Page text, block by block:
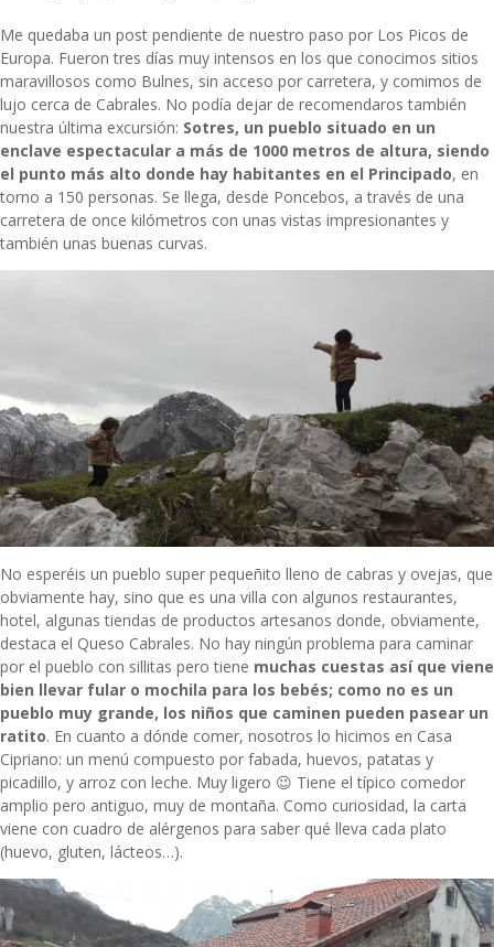
Me quedaba un post pendiente de nuestro paso por Los Picos de
Europa. Fueron tres días muy intensos en los que conocimos sitios
maravillosos como Bulnes, sin acceso por carretera, y comimos de
lujo cerca de Cabrales. No podía dejar de recomendaros también
nuestra última excursión: Sotres, un pueblo situado en un
enclave espectacular a más de 1000 metros de altura, siendo
el punto más alto donde hay habitantes en el Principado, en
torno a 150 personas. Se llega, desde Poncebos, a través de una
carretera de once kilómetros con unas vistas impresionantes y
también unas buenas curvas.
No esperéis un pueblo super pequeñito lleno de cabras y ovejas, que
obviamente hay, sino que es una villa con algunos restaurantes,
hotel, algunas tiendas de productos artesanos donde, obviamente,
destaca el Queso Cabrales. No hay ningún problema para caminar
por el pueblo con sillitas pero tiene muchas cuestas así que viene
bien llevar fular o mochila para los bebés; como no es un
pueblo muy grande, los niños que caminen pueden pasear un
ratito. En cuanto a dónde comer, nosotros lo hicimos en Casa
Cipriano: un menú compuesto por fabada, huevos, patatas y
picadillo, y arroz con leche. Muy ligero 😉 Tiene el típico comedor
amplio pero antiguo, muy de montaña. Como curiosidad, la carta
viene con cuadro de alérgenos para saber qué lleva cada plato
(huevo, gluten, lácteos…).